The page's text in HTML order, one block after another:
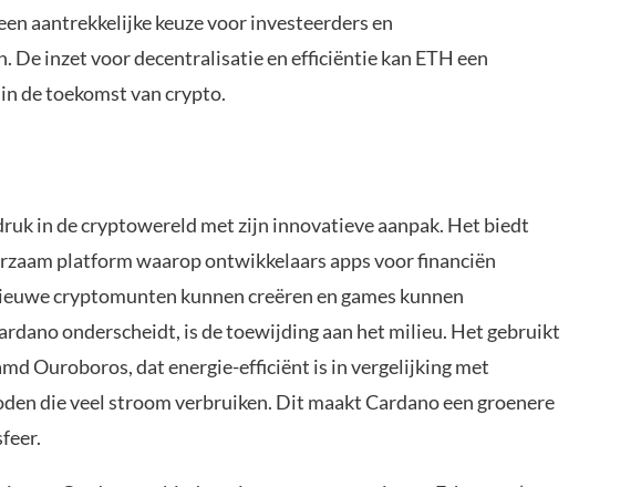
aantrekkelijke keuze voor investeerders en
De inzet voor decentralisatie en efficiëntie kan ETH een
de toekomst van crypto.
in de cryptowereld met zijn innovatieve aanpak. Het biedt
platform waarop ontwikkelaars apps voor financiën
cryptomunten kunnen creëren en games kunnen
onderscheidt, is de toewijding aan het milieu. Het gebruikt
Ouroboros, dat energie-efficiënt is in vergelijking met
die veel stroom verbruiken. Dit maakt Cardano een groenere